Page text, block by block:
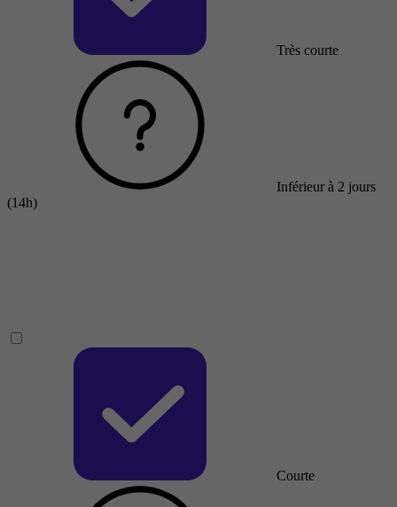
Très courte
Inférieur à 2 jours
(14h)
Courte